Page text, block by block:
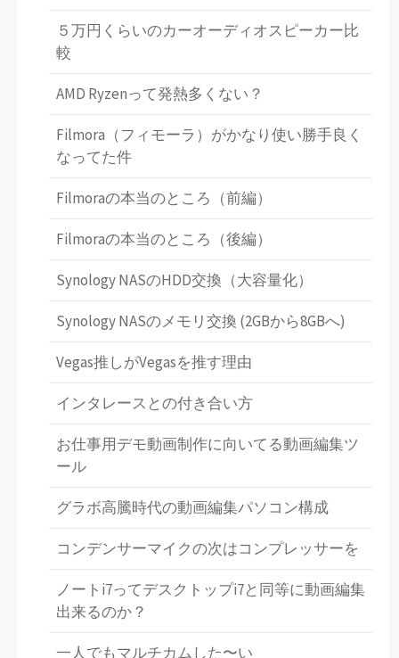
５万円くらいのカーオーディオスピーカー比
較
AMD Ryzenって発熱多くない？
Filmora（フィモーラ）がかなり使い勝手良く
なってた件
Filmoraの本当のところ（前編）
Filmoraの本当のところ（後編）
Synology NASのHDD交換（大容量化）
Synology NASのメモリ交換 (2GBから8GBへ)
Vegas推しがVegasを推す理由
インタレースとの付き合い方
お仕事用デモ動画制作に向いてる動画編集ツ
ール
グラボ高騰時代の動画編集パソコン構成
コンデンサーマイクの次はコンプレッサーを
ノートi7ってデスクトップi7と同等に動画編集
出来るのか？
一人でもマルチカムした〜い